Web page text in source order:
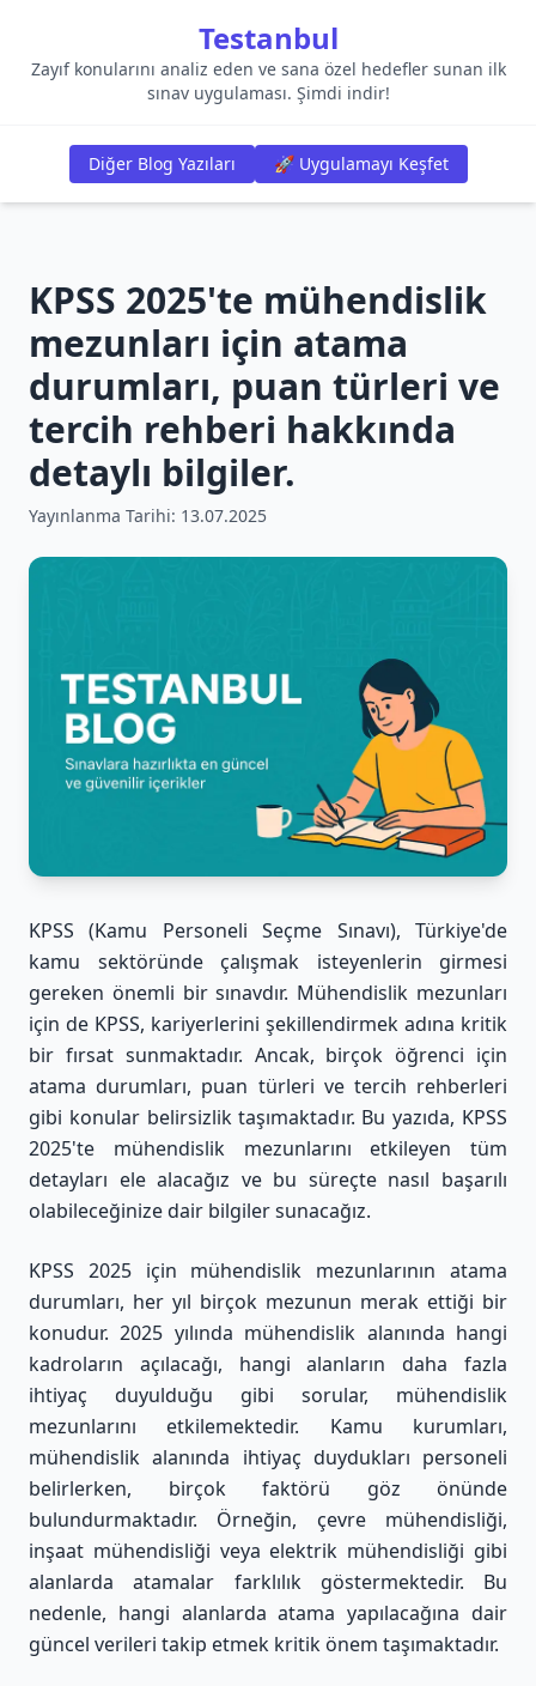
Testanbul
Zayıf konularını analiz eden ve sana özel hedefler sunan ilk
sınav uygulaması. Şimdi indir!
Diğer Blog Yazıları 🚀 Uygulamayı Keşfet
KPSS 2025'te mühendislik
mezunları için atama
durumları, puan türleri ve
tercih rehberi hakkında
detaylı bilgiler.
Yayınlanma Tarihi: 13.07.2025
KPSS (Kamu Personeli Seçme Sınavı), Türkiye'de
kamu sektöründe çalışmak isteyenlerin girmesi
gereken önemli bir sınavdır. Mühendislik mezunları
için de KPSS, kariyerlerini şekillendirmek adına kritik
bir fırsat sunmaktadır. Ancak, birçok öğrenci için
atama durumları, puan türleri ve tercih rehberleri
gibi konular belirsizlik taşımaktadır. Bu yazıda, KPSS
2025'te mühendislik mezunlarını etkileyen tüm
detayları ele alacağız ve bu süreçte nasıl başarılı
olabileceğinize dair bilgiler sunacağız.
KPSS 2025 için mühendislik mezunlarının atama
durumları, her yıl birçok mezunun merak ettiği bir
konudur. 2025 yılında mühendislik alanında hangi
kadroların açılacağı, hangi alanların daha fazla
ihtiyaç duyulduğu gibi sorular, mühendislik
mezunlarını etkilemektedir. Kamu kurumları,
mühendislik alanında ihtiyaç duydukları personeli
belirlerken, birçok faktörü göz önünde
bulundurmaktadır. Örneğin, çevre mühendisliği,
inşaat mühendisliği veya elektrik mühendisliği gibi
alanlarda atamalar farklılık göstermektedir. Bu
nedenle, hangi alanlarda atama yapılacağına dair
güncel verileri takip etmek kritik önem taşımaktadır.